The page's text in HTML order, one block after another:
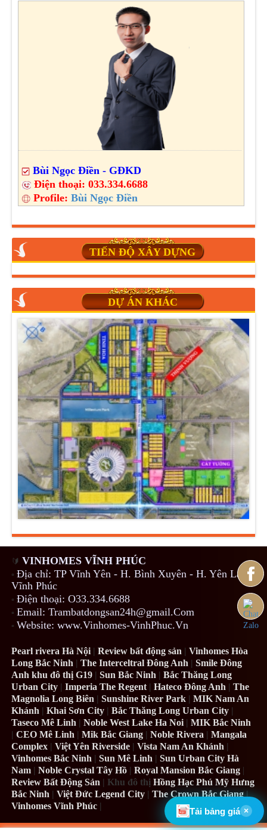
Bùi Ngọc Điền - GĐKD
Điện thoại:033.334.6688
Profile:Bùi Ngọc Điền
TIẾN ĐỘ XÂY DỰNG
DỰ ÁN KHÁC
🔰 VINHOMES VĨNH PHÚC
▫️Địa chỉ: TP Vĩnh Yên - H. Bình Xuyên - H. Yên Lạc -
Vĩnh Phúc
▫️Điện thoại: O33.334.6688
▫️Email: Trambatdongsan24h@gmail.Com
▫️ Website: www.Vinhomes-VinhPhuc.Vn
Pearl rivera Hà Nội |Review bất động sản |Vinhomes Hòa
Long Bắc Ninh |The Interceltral Đông Anh |Smile Đông
Anh khu đô thị G19 |Sun Bắc Ninh |Bắc Thăng Long
Urban City |Imperia The Regent |Hateco Đông Anh |The
Magnolia Long Biên |Sunshine River Park |MIK Nam An
Khánh |Khai Sơn City |Bắc Thăng Long Urban City |
Taseco Mê Linh |Noble West Lake Ha Noi | MIK Bắc Ninh
|CEO Mê Linh |Mik Bắc Giang |Noble Rivera |Mangala
Complex |Việt Yên Riverside |Vista Nam An Khánh |
Vinhomes Bắc Ninh |Sun Mê Linh |Sun Urban City Hà
Nam | Noble Crystal Tây Hồ |Royal Mansion Bắc Giang |
Review Bất Động Sản | Khu đô thịHồng Hạc Phú Mỹ Hưng
Bắc Ninh |Việt Đức Legend City |The Crown Bắc Giang|
Vinhomes Vĩnh Phúc | Tải bảng giá ×